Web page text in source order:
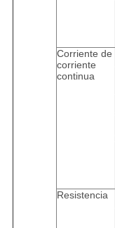
Corriente de
corriente
continua
Resistencia